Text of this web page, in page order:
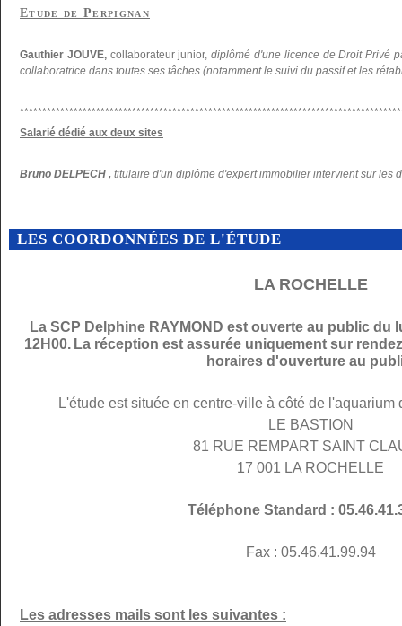
Etude de Perpignan
Gauthier JOUVE, collaborateur junior, diplômé d'une licence de Droit Privé
collaboratrice dans toutes ses tâches (notamment le suivi du passif et les
Salarié dédié aux deux sites
Bruno DELPECH , titulaire d'un diplôme d'expert immobilier intervient sur les
LES COORDONNÉES DE L'ÉTUDE
LA ROCHELLE
La SCP Delphine RAYMOND est ouverte au public du
12H00. La réception est assurée uniquement sur
horaires d'ouverture au
L'étude est située en centre-ville à côté de l'aquarium
LE BASTION
81 RUE REMPART SAINT
17 001 LA ROCHELLE
Téléphone Standard :
Fax : 05.46.41.99.94
Les adresses mails sont les suivantes :